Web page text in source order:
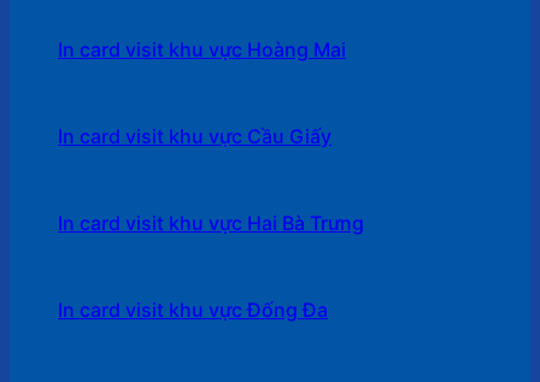
In card visit khu vực Hoàng Mai
In card visit khu vực Cầu Giấy
In card visit khu vực Hai Bà Trưng
In card visit khu vực Đống Đa